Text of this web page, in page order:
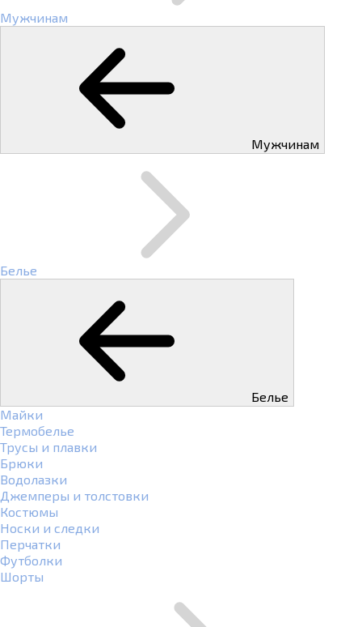
Мужчинам
Мужчинам
Белье
Белье
Майки
Термобелье
Трусы и плавки
Брюки
Водолазки
Джемперы и толстовки
Костюмы
Носки и следки
Перчатки
Футболки
Шорты